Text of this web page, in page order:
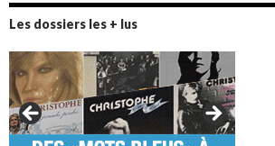
Les dossiers les + lus